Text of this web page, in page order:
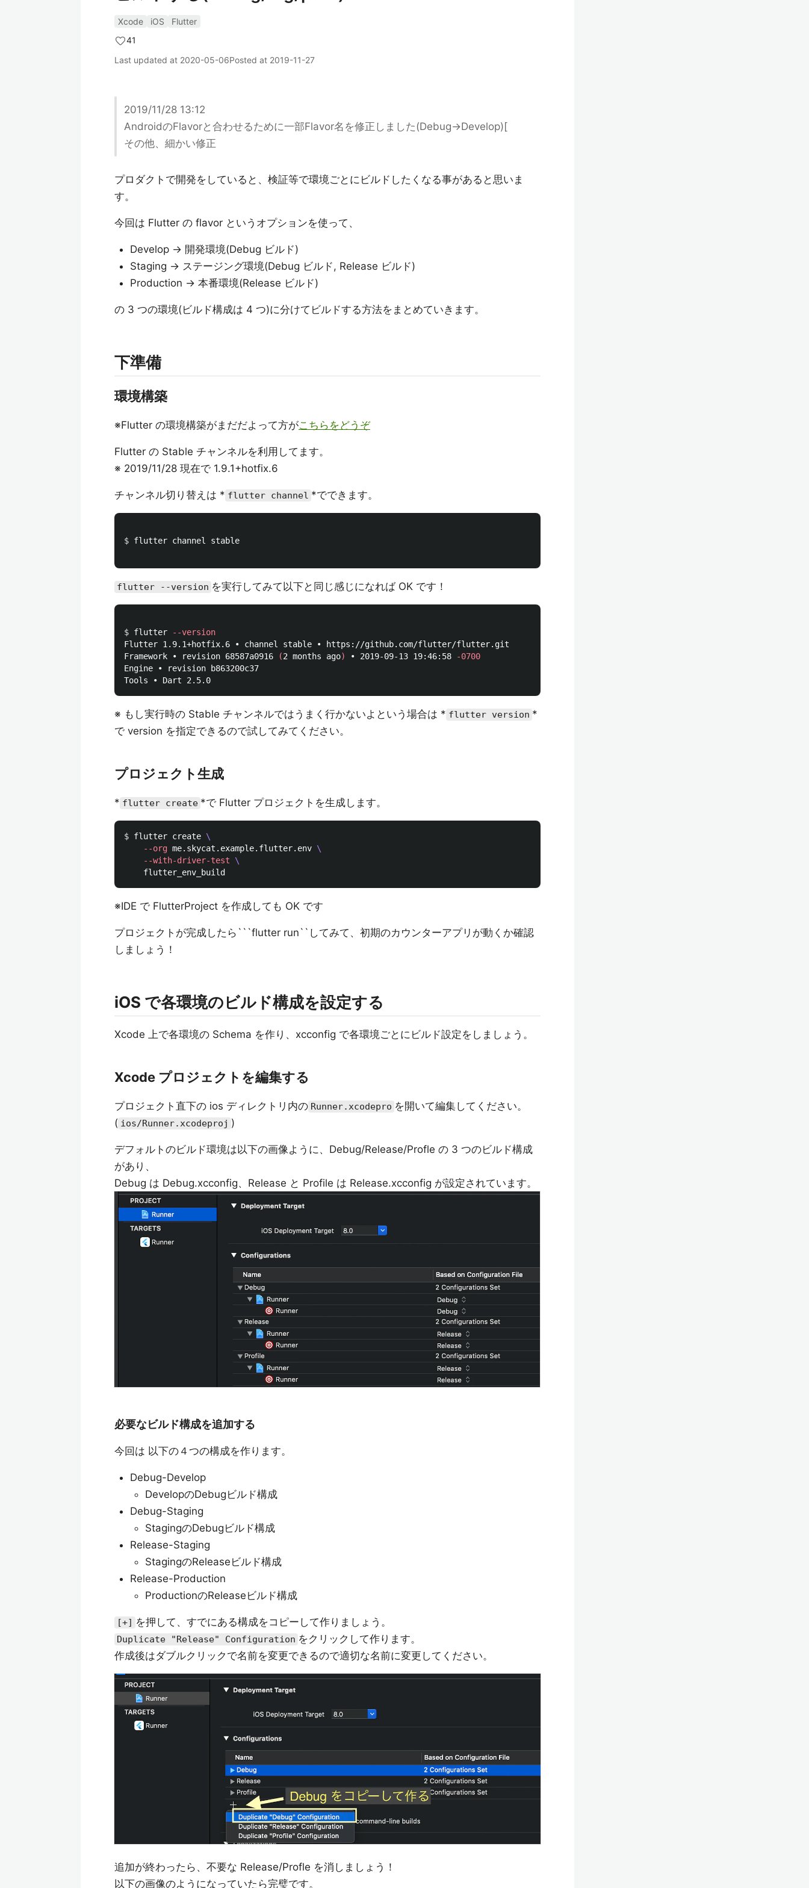
Xcode iOS
Flutter
41
Last updated at 2020-05-06Posted at 2019-11-27
2019/11/28 13:12
AndroidのFlavorと合わせるために一部Flavor名を修正しました(Debug→Develop)[
その他、細かい修正
プロダクトで開発をしていると、検証等で環境ごとにビルドしたくなる事があると思いま
す。
今回は Flutter の flavor というオプションを使って、
Develop → 開発環境(Debug ビルド)
Staging → ステージング環境(Debug ビルド, Release ビルド)
Production → 本番環境(Release ビルド)
の 3 つの環境(ビルド構成は 4 つ)に分けてビルドする方法をまとめていきます。
下準備
環境構築
※Flutter の環境構築がまだだよって方がこちらをどうぞ
Flutter の Stable チャンネルを利用してます。
※ 2019/11/28 現在で 1.9.1+hotfix.6
チャンネル切り替えは * flutter channel *でできます。
$ flutter channel stable
flutter --version を実行してみて以下と同じ感じになれば OK です！
$ flutter
--version
Flutter 1.9.1+hotfix.6 • channel stable • https://github.com/flutter/flutter.git
Framework • revision 68587a0916
(2 months ago) • 2019-09-13 19:46:58
-0700
Engine • revision b863200c37
※ もし実行時の Stable チャンネルではうまく行かないよという場合は * flutter version *
で version を指定できるので試してみてください。
プロジェクト生成
* flutter create *で Flutter プロジェクトを生成します。
$ flutter create \
--org me.skycat.example.flutter.env \
--with-driver-test
\
※IDE で FlutterProject を作成しても OK です
プロジェクトが完成したら```flutter run``してみて、初期のカウンターアプリが動くか確認
しましょう！
iOS で各環境のビルド構成を設定する
Xcode 上で各環境の Schema を作り、xcconfig で各環境ごとにビルド設定をしましょう。
Xcode プロジェクトを編集する
プロジェクト直下の ios ディレクトリ内の Runner.xcodepro を開いて編集してください。
( ios/Runner.xcodeproj )
デフォルトのビルド環境は以下の画像ように、Debug/Release/Profle の 3 つのビルド構成
があり、
Debug は Debug.xcconfig、Release と Profile は Release.xcconfig が設定されています。
必要なビルド構成を追加する
今回は 以下の４つの構成を作ります。
Debug-Develop
DevelopのDebugビルド構成
Debug-Staging
StagingのDebugビルド構成
Release-Staging
StagingのReleaseビルド構成
Release-Production
ProductionのReleaseビルド構成
[+] を押して、すでにある構成をコピーして作りましょう。
Duplicate "Release" Configuration をクリックして作ります。
作成後はダブルクリックで名前を変更できるので適切な名前に変更してください。
追加が終わったら、不要な Release/Profle を消しましょう！
以下の画像のようになっていたら完璧です。